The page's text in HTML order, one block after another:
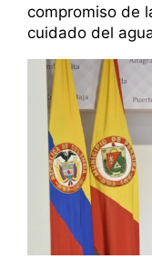
compromiso de
cuidado del